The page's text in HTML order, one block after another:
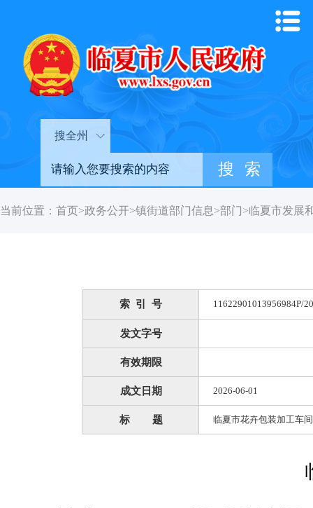
搜全州
当前位置： 首页>政务公开>镇街道部门信息>部门>临夏市发展
索 引 号 11622901013956984P/
发文字号
有效期限
成文日期 2026-06-01
标 题 临夏市花卉包装加工车